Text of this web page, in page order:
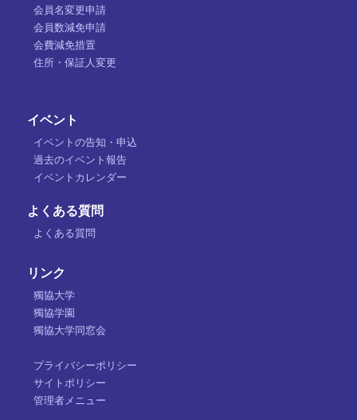
会員名変更申請
会員数減免申請
会費減免措置
住所・保証人変更
イベント
イベントの告知・申込
過去のイベント報告
イベントカレンダー
よくある質問
よくある質問
リンク
獨協大学
獨協学園
獨協大学同窓会
プライバシーポリシー
サイトポリシー
管理者メニュー